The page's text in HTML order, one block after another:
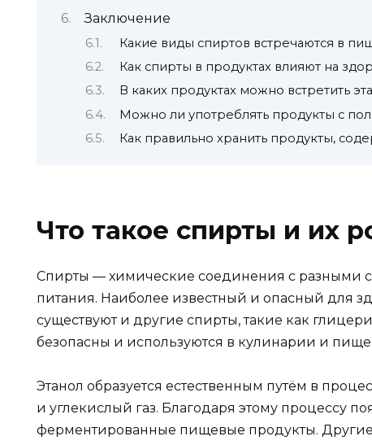
Заключение
Какие виды спиртов встречаются в
Как спирты в продуктах влияют на
В каких продуктах можно встретить
Можно ли употреблять продукты с
Как правильно хранить продукты,
Что такое спирты и их
Спирты — химические соединения с разными
питания. Наиболее известный и опасный для
существуют и другие спирты, такие как
безопасны и используются в кулинарии и
Этанол образуется естественным путём в
и углекислый газ. Благодаря этому процессу
ферментированные пищевые продукты. Другие